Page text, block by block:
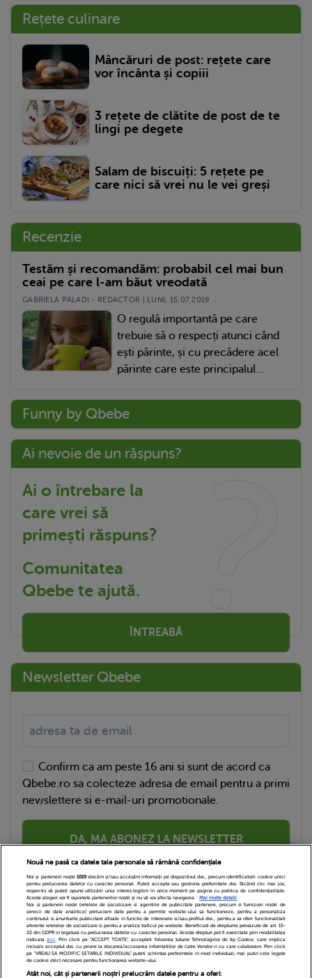
Rețete culinare
Mâncăruri de post: rețete care
vor încânta și copiii
3 rețete de clătite de post de te
lingi pe degete
Salam de biscuiți: 5 rețete pe
care nici să vrei nu le vei greși
Recenzie
Testăm și recomandăm: probabil cel mai bun
ceai pe care l-am băut vreodată
GABRIELA PALADI - REDACTOR | LUNI, 15.07.2019
O regulă importantă pe care
trebuie să o respecți atunci când
ești părinte, și cu precădere acel
părinte care este principalul...
Funny by Qbebe
Ai nevoie de un răspuns?
Ai o întrebare la
care vrei să
primești răspuns?
Comunitatea
Qbebe te ajută.
ÎNTREABĂ
Newsletter Qbebe
Confirm ca am peste 16 ani si sunt de acord ca
Qbebe.ro sa colecteze adresa de email pentru a primi
newslettere si e-mail-uri promotionale.
DA, MA ABONEZ LA NEWSLETTER
Echipa Editoriala Newsletter
Contact
Nouă ne pasă ca datele tale personale să rămână confidențiale
Noi și partenerii noștri 1019stocăm și/sau accesăm informații pe dispozitivul dvs., precum identificatorii cookie unici
pentru prelucrarea datelor cu caracter personal. Puteți accepta sau gestiona preferințele dvs. făcând clic mai jos,
respectiv vă puteți opune utilizării unui interes legitim în orice moment pe pagina cu politica de confidențialitate.
Aceste alegeri vor fi raportate partenerilor noștri și nu vă vor afecta navigarea.
Mai multe detalii
Noi si partenerii nostri (retelele de socializare si agentiile de publicitate partenere, precum si furnizorii nostri de
servicii de date analitice) prelucram date pentru a permite website-ului sa functioneze, pentru a personaliza
continutul si anunturile publicitare afisate in functie de interesele si/sau profilul dvs., pentru a va oferi functionalitati
aferente retelelor de socializare si pentru a analiza traficul pe website. Beneficiati de drepturile prevazute de art. 15-
22 din GDPR in legatura cu prelucrarea datelor cu caracter personal. Aceste drepturi pot fi exercitate prin modalitatea
indicataaici. Prin click pe “ACCEPT TOATE”, acceptati folosirea tuturor Tehnologiilor de tip Cookie, care implica
inclusiv acceptul dvs. cu privire la stocarea/accesarea informatiilor de catre Vendor-ii cu care colaboram. Prin click
pe “VREAU SA MODIFIC SETARILE INDIVIDUAL” puteti schimba preferintele in mod individual, mai putin cele legate
de cookie strict necesare pentru functionarea website-ului.
Atât noi, cât și partenerii noștri prelucrăm datele pentru a oferi: